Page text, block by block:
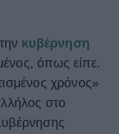
κυβέρνηση
όπως είπε.
χρόνος»
στο